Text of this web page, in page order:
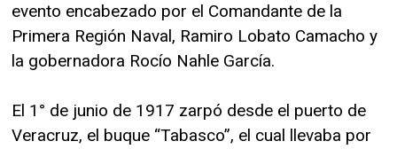
evento encabezado por el Comandante de la
Primera Región Naval, Ramiro Lobato Camacho y
la gobernadora Rocío Nahle García.
El 1° de junio de 1917 zarpó desde el puerto de
Veracruz, el buque “Tabasco”, el cual llevaba por